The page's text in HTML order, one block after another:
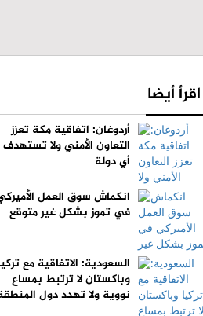
اقرأ أيضا
أردوغان: اتفاقية مكة تعزز
التعاون الأمني ولا تستهدف
أي دولة
انكماش سوق العمل
في تموز بشكل غير متوقع
السعودية: الاتفاقية مع
وباكستان لا ترتبط بمساع
نووية ولا تهدد دول